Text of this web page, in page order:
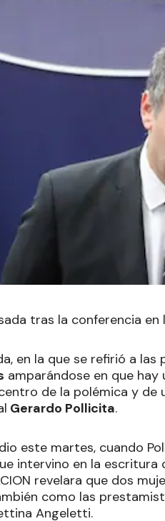
tras la conferencia en
en la que se refirió a las
amparándose en que hay
de la polémica y de
Gerardo Pollicita.
este martes, cuando
intervino en la
revelara que dos
como las
Angeletti.